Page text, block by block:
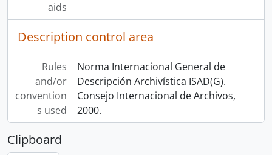
aids
Description control area
Rules
and/or
convention
s used
Norma Internacional General de
Descripción Archivística ISAD(G).
Consejo Internacional de Archivos,
2000.
Clipboard